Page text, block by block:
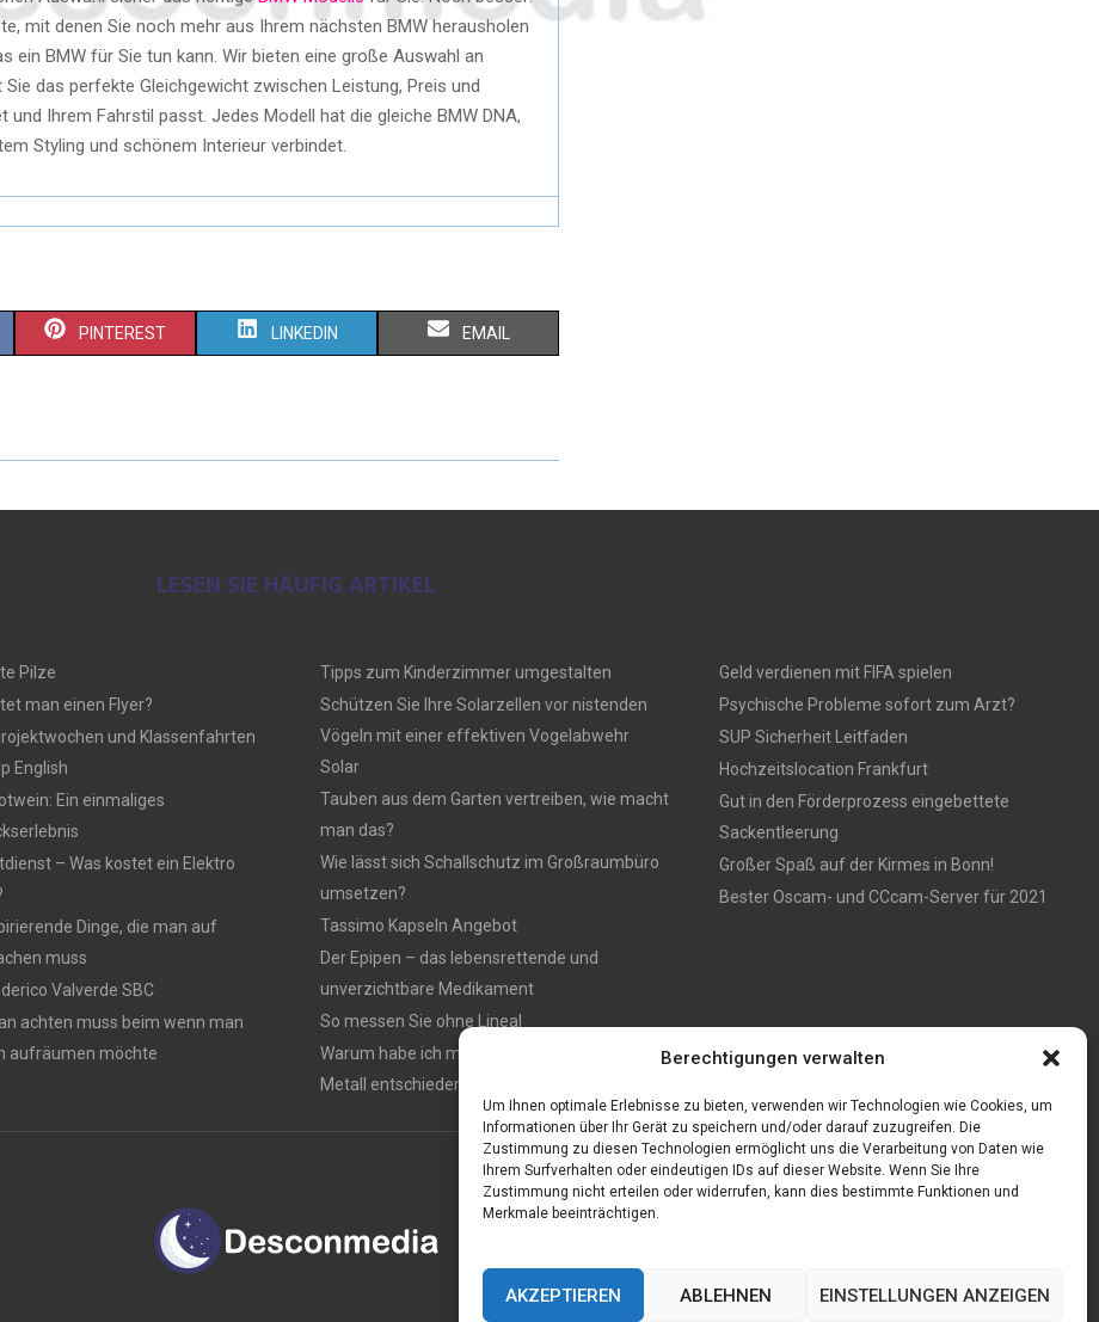
Berechtigungen verwalten
Um Ihnen optimale Erlebnisse zu bieten, verwenden wir Technologien wie Cookies, um
Informationen über Ihr Gerät zu speichern und/oder darauf zuzugreifen. Die
Zustimmung zu diesen Technologien ermöglicht uns die Verarbeitung von Daten wie
Ihrem Surfverhalten oder eindeutigen IDs auf dieser Website. Wenn Sie Ihre
Zustimmung nicht erteilen oder widerrufen, kann dies bestimmte Funktionen und
Merkmale beeinträchtigen.
AKZEPTIEREN ABLEHNEN EINSTELLUNGEN ANZEIGEN
mit denen Sie noch mehr aus Ihrem nächsten BMW herausholen
ein BMW für Sie tun kann. Wir bieten eine große Auswahl an
das perfekte Gleichgewicht zwischen Leistung, Preis und
Ihrem Fahrstil passt. Jedes Modell hat die gleiche BMW DNA,
Styling und schönem Interieur verbindet.
PINTEREST LINKEDIN EMAIL
LESEN SIE HÄUFIG ARTIKEL
Pilze
man einen Flyer?
und Klassenfahrten
English
Ein einmaliges
– Was kostet ein Elektro
Dinge, die man auf
muss
Valverde SBC
achten muss beim wenn man
aufräumen möchte
Tipps zum Kinderzimmer umgestalten
Schützen Sie Ihre Solarzellen vor nistenden
Vögeln mit einer effektiven Vogelabwehr
Solar
Tauben aus dem Garten vertreiben, wie macht
man das?
Wie lässt sich Schallschutz im Großraumbüro
umsetzen?
Tassimo Kapseln Angebot
Der Epipen – das lebensrettende und
unverzichtbare Medikament
So messen Sie ohne Lineal
Warum habe ich mich für einen Zaun aus
Metall entschieden ?
Geld verdienen mit FIFA spielen
Psychische Probleme sofort zum Arzt?
SUP Sicherheit Leitfaden
Hochzeitslocation Frankfurt
Gut in den Förderprozess eingebettete
Sackentleerung
Großer Spaß auf der Kirmes in Bonn!
Bester Oscam- und CCcam-Server für 2021